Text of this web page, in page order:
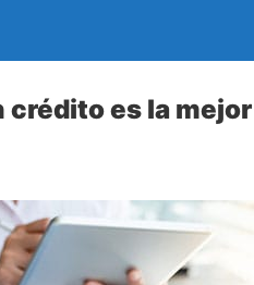
crédito es la